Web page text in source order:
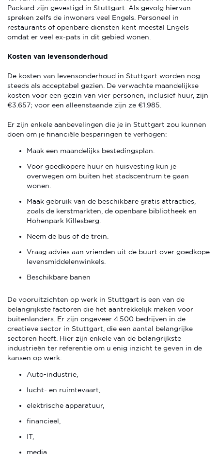
Packard zijn gevestigd in Stuttgart. Als gevolg hiervan
spreken zelfs de inwoners veel Engels. Personeel in
restaurants of openbare diensten kent meestal Engels
omdat er veel ex-pats in dit gebied wonen.
Kosten van levensonderhoud
De kosten van levensonderhoud in Stuttgart worden nog
steeds als acceptabel gezien. De verwachte maandelijkse
kosten voor een gezin van vier personen, inclusief huur, zijn
€3.657; voor een alleenstaande zijn ze €1.985.
Er zijn enkele aanbevelingen die je in Stuttgart zou kunnen
doen om je financiële besparingen te verhogen:
Maak een maandelijks bestedingsplan.
Voor goedkopere huur en huisvesting kun je
overwegen om buiten het stadscentrum te gaan
wonen.
Maak gebruik van de beschikbare gratis attracties,
zoals de kerstmarkten, de openbare bibliotheek en
Höhenpark Killesberg.
Neem de bus of de trein.
Vraag advies aan vrienden uit de buurt over goedkope
levensmiddelenwinkels.
Beschikbare banen
De vooruitzichten op werk in Stuttgart is een van de
belangrijkste factoren die het aantrekkelijk maken voor
buitenlanders. Er zijn ongeveer 4.500 bedrijven in de
creatieve sector in Stuttgart, die een aantal belangrijke
sectoren heeft. Hier zijn enkele van de belangrijkste
industrieën ter referentie om u enig inzicht te geven in de
kansen op werk:
Auto-industrie,
lucht- en ruimtevaart,
elektrische apparatuur,
financieel,
IT,
media,